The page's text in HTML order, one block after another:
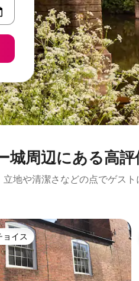
城⁠周⁠辺⁠に⁠あ⁠る高⁠
立地や清潔さなどの点でゲスト
ョイス
ョイス